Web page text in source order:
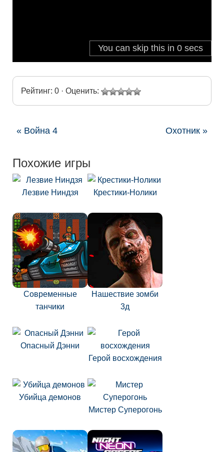
Рейтинг: 0 · Оценить:
« Война 4 Охотник »
Похожие игры
Лезвие Ниндзя Крестики-Нолики
Современные
танчики
Нашествие зомби
3д
Опасный Дэнни
Герой восхождения
Убийца демонов
Мистер Суперогонь